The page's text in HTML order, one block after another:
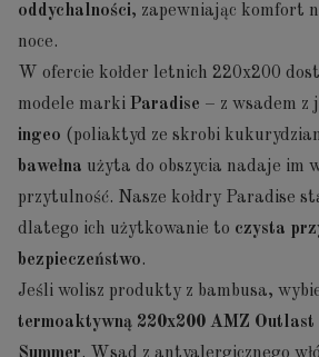
oddychalności, zapewniając komfort
noce.
W ofercie kołder letnich 220x200
modele marki Paradise – z wsadem z
ingeo (poliaktyd ze skrobi
bawełna użyta do obszycia nadaje im
przytulność. Nasze kołdry Paradise
dlatego ich użytkowanie to czysta
bezpieczeństwo.
Jeśli wolisz produkty z bambusa,
termoaktywną 220x200 AMZ Outlast
Summer. Wsad z antyalergicznego